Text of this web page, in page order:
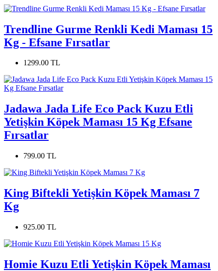
Trendline Gurme Renkli Kedi Maması 15
Kg - Efsane Fırsatlar
1299.00 TL
Jadawa Jada Life Eco Pack Kuzu Etli
Yetişkin Köpek Maması 15 Kg Efsane
Fırsatlar
799.00 TL
King Biftekli Yetişkin Köpek Maması 7
Kg
925.00 TL
Homie Kuzu Etli Yetişkin Köpek Maması